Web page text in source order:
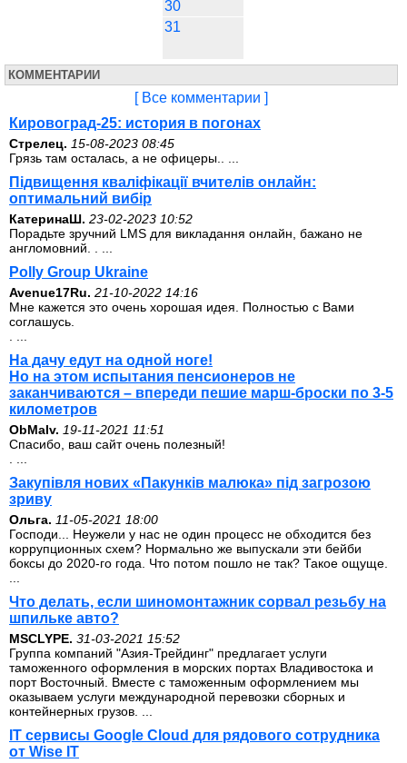
30
31
КОММЕНТАРИИ
[ Все комментарии ]
Кировоград-25: история в погонах
Стрелец. 15-08-2023 08:45
Грязь там осталась, а не офицеры.. ...
Підвищення кваліфікації вчителів онлайн:
оптимальний вибір
КатеринаШ. 23-02-2023 10:52
Порадьте зручний LMS для викладання онлайн, бажано не
англомовний. . ...
Polly Group Ukraine
Avenue17Ru. 21-10-2022 14:16
Мне кажется это очень хорошая идея. Полностью с Вами
соглашусь.
На дачу едут на одной ноге!
Но на этом испытания пенсионеров не
заканчиваются – впереди пешие марш-броски по 3-5
километров
ОbMalv. 19-11-2021 11:51
Спасибо, ваш сайт очень полезный!
Закупівля нових «Пакунків малюка» під загрозою
зриву
Ольга. 11-05-2021 18:00
Господи... Неужели у нас не один процесс не обходится без
коррупционных схем? Нормально же выпускали эти бейби
боксы до 2020-го года. Что потом пошло не так? Такое ощуще.
Что делать, если шиномонтажник сорвал резьбу на
шпильке авто?
MSCLYPE. 31-03-2021 15:52
Группа компаний "Азия-Трейдинг" предлагает услуги
таможенного оформления в морских портах Владивостока и
порт Восточный. Вместе с таможенным оформлением мы
оказываем услуги международной перевозки сборных и
контейнерных грузов. ...
IT сервисы Google Cloud для рядового сотрудника
от Wise IT